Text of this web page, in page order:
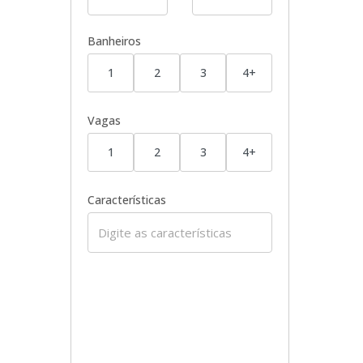
Banheiros
1 2 3 4+
Vagas
1 2 3 4+
Características